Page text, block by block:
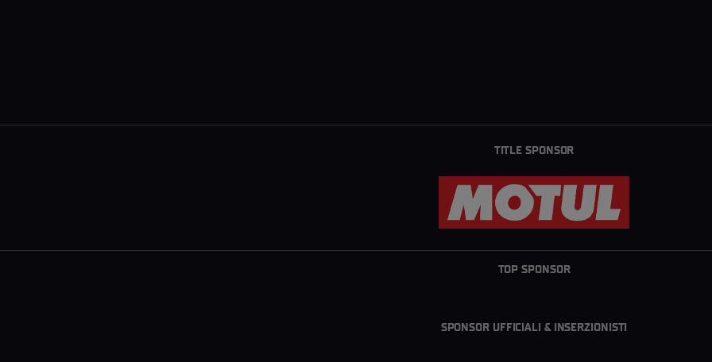
TITLE SPONSOR
TOP SPONSOR
SPONSOR UFFICIALI & INSERZIONISTI